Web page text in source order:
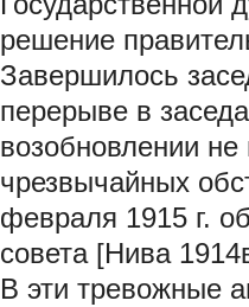
решение
Завершилось
перерыве в
возобновлении
чрезвычайных
февраля 1915 г.
совета [Нива
В эти тревожные